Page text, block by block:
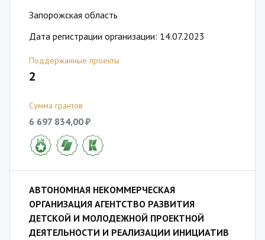
Запорожская область
Дата регистрации организации: 14.07.2023
Поддержанные проекты
2
Сумма грантов
6 697 834,00 ₽
АВТОНОМНАЯ НЕКОММЕРЧЕСКАЯ
ОРГАНИЗАЦИЯ АГЕНТСТВО РАЗВИТИЯ
ДЕТСКОЙ И МОЛОДЕЖНОЙ ПРОЕКТНОЙ
ДЕЯТЕЛЬНОСТИ И РЕАЛИЗАЦИИ ИНИЦИАТИВ